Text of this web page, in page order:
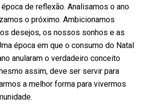
de reflexão. Analisamos o ano
o próximo. Ambicionamos
desejos, os nossos sonhos e as
época em que o consumo do Natal
anularam o verdadeiro conceito
assim, deve ser servir para
a melhor forma para vivermos